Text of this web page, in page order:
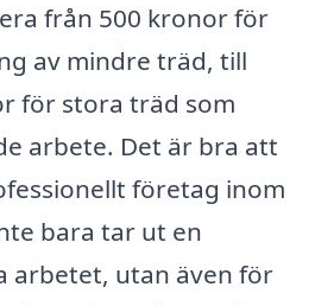
från 500 kronor för
av mindre träd, till
för stora träd som
arbete. Det är bra att
företag inom
bara tar ut en
arbetet, utan även för